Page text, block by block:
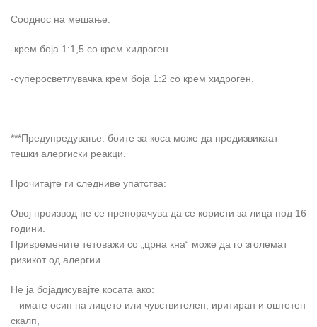
Сооднос на мешање:
-крем боја 1:1,5 со крем хидроген
-суперосветлувачка крем боја 1:2 со крем хидроген.
***Предупредување: боите за коса може да предизвикаат
тешки алергиски реакци.
Прочитајте ги следниве упатства:
Овој производ не се препорачува да се користи за лица под 16
години.
Привремените тетоважи со „црна кна“ може да го зголемат
ризикот од алергии.
Не ја бојадисувајте косата ако:
– имате осип на лицето или чувствителен, иритиран и оштетен
скалп,